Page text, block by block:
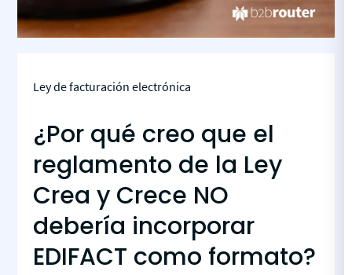
Ley de facturación electrónica
¿Por qué creo que el
reglamento de la Ley
Crea y Crece NO
debería incorporar
EDIFACT como formato?